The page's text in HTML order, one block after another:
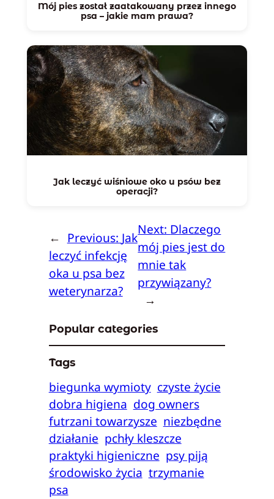
Mój pies został zaatakowany przez innego
psa – jakie mam prawa?
Jak leczyć wiśniowe oko u psów bez
operacji?
← Previous: Jak
leczyć infekcję
oka u psa bez
weterynarza?
Next: Dlaczego
mój pies jest do
mnie tak
przywiązany?
→
Popular categories
Tags
biegunka wymioty czyste życie
dobra higiena dog owners
futrzani towarzysze niezbędne
działanie pchły kleszcze
praktyki higieniczne psy piją
środowisko życia trzymanie
psa